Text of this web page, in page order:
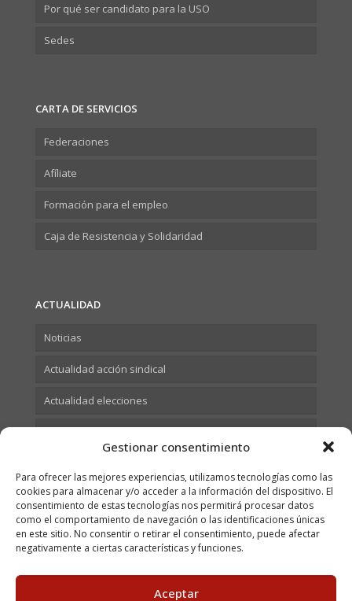
Gestionar consentimiento
Para ofrecer las mejores experiencias, utilizamos tecnologías como las
cookies para almacenar y/o acceder a la información del dispositivo. El
consentimiento de estas tecnologías nos permitirá procesar datos
como el comportamiento de navegación o las identificaciones únicas
en este sitio. No consentir o retirar el consentimiento, puede afectar
negativamente a ciertas características y funciones.
Aceptar
Por qué ser candidato para la USO
Sedes
CARTA DE SERVICIOS
Federaciones
Afíliate
Formación para el empleo
Caja de Resistencia y Solidaridad
ACTUALIDAD
Noticias
Actualidad acción sindical
Actualidad elecciones
Actualidad Formación
© 2023 USOCV. All Rights Reserved. C/ Juan Bautista Vives,